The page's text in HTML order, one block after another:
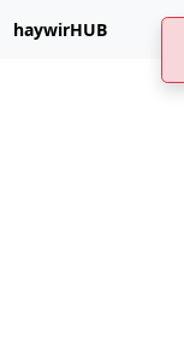
haywirHUB